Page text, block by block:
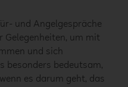
und Angelgespräche
um mit
und sich
besonders bedeutsam,
es darum geht, das